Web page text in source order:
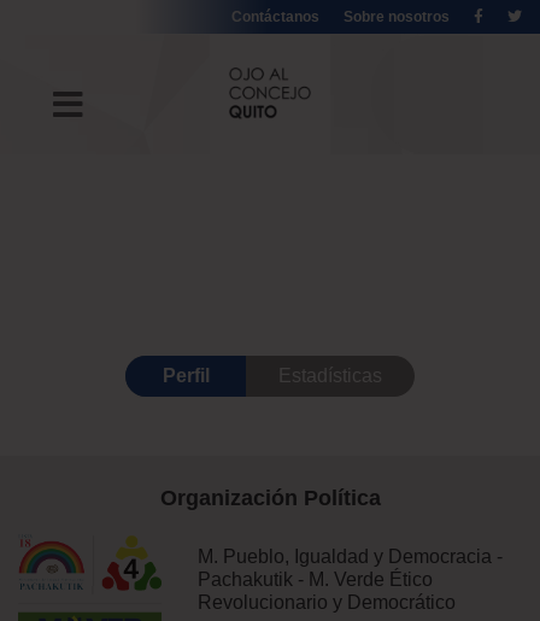
Contáctanos Sobre nosotros
Perfil Estadísticas
Organización Política
M. Pueblo, Igualdad y Democracia -
Pachakutik - M. Verde Ético
Revolucionario y Democrático